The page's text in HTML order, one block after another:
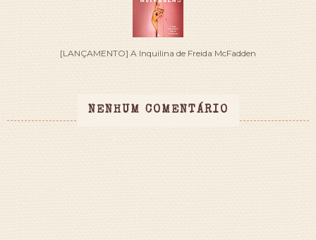
[LANÇAMENTO] A Inquilina de Freida McFadden
NENHUM COMENTÁRIO